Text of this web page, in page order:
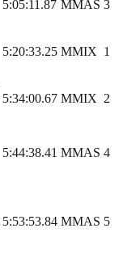
5:05:11.87 MMAS 3
5:20:33.25 MMIX 1
5:34:00.67 MMIX 2
5:44:38.41 MMAS 4
5:53:53.84 MMAS 5